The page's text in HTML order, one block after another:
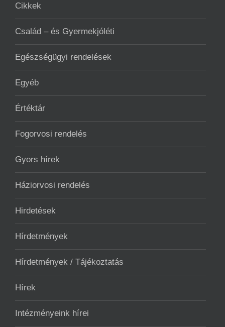
Cikkek
Család – és Gyermekjóléti
Egészségügyi rendelések
Egyéb
Értéktár
Fogorvosi rendelés
Gyors hírek
Háziorvosi rendelés
Hirdetések
Hírdetmények
Hírdetmények / Tájékoztatás
Hírek
Intézményeink hírei